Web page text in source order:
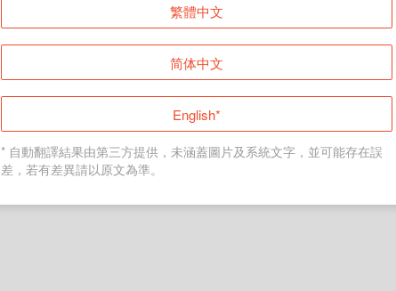
登入
返回首頁
繁體中文
简体中文
English*
* 自動翻譯結果由第三方提供，未涵蓋圖片及系統文字，並可能存在誤
差，若有差異請以原文為準。